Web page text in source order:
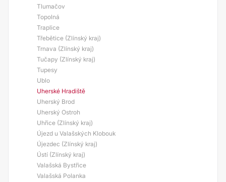
Tlumačov
Topolná
Traplice
Třebětice (Zlínský kraj)
Trnava (Zlínský kraj)
Tučapy (Zlínský kraj)
Tupesy
Ublo
Uherské Hradiště
Uherský Brod
Uherský Ostroh
Uhřice (Zlínský kraj)
Újezd u Valašských Klobouk
Újezdec (Zlínský kraj)
Ústí (Zlínský kraj)
Valašská Bystřice
Valašská Polanka